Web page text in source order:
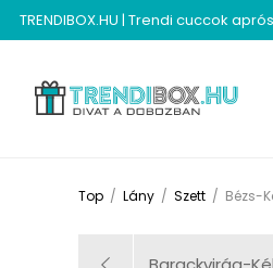
TRENDIBOX.HU | Trendi cuccok
Top / Lány / Szett / Bézs-